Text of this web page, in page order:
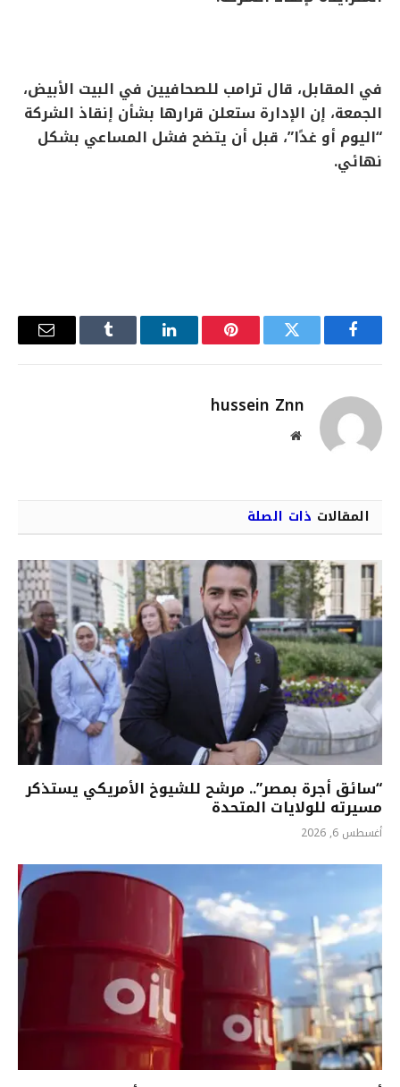
في المقابل، قال ترامب للصحافيين في البيت الأبيض،
الجمعة، إن الإدارة ستعلن قرارها بشأن إنقاذ الشركة
“اليوم أو غدًا”، قبل أن يتضح فشل المساعي بشكل
نهائي.
فيسبوك تويتر بينتيريستلينكدإن Tumblr
البريد
hussein Znn
موقع
المقالات ذات الصلة
“سائق أجرة بمصر”.. مرشح للشيوخ الأمريكي يستذكر
مسيرته للولايات المتحدة
أغسطس 6, 2026